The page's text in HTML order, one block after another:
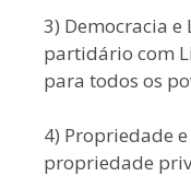
3) Democracia
partidário com
para todos os
4) Propriedade
propriedade